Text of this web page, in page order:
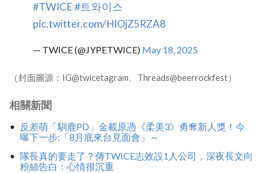
#TWICE#트와이스
pic.twitter.com/HlOjZ5RZA8
— TWICE (@JYPETWICE) May 18, 2025
（封面圖源：IG@twicetagram、Threads@beerrockfest）
相關新聞
反差萌「馴鹿PD」金載原憑《柔美3》勇奪新人獎！今
曝下一步:「8月底來台見面會」～
隊長真的要走了？傳TWICE志效設1人公司，深夜長文向
粉絲告白：心情很沉重